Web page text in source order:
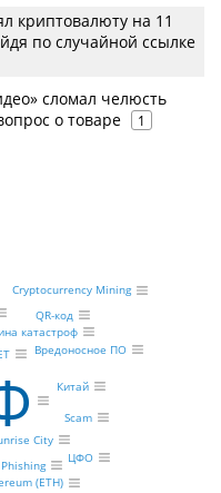
криптовалюту на 11
по случайной ссылке
сломал челюсть
о товаре
1
City
катастроф
Phishing
QR-код
Вредоносное ПО
Cryptocurrency Mining
Scam
(ETH)
Китай
ЦФО